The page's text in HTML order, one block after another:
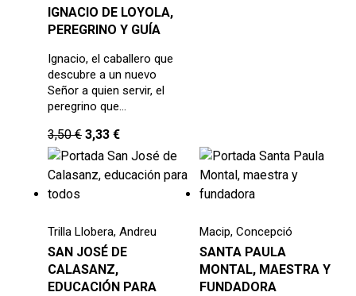
IGNACIO DE LOYOLA,
PEREGRINO Y GUÍA
Ignacio, el caballero que
descubre a un nuevo
Señor a quien servir, el
peregrino que…
3,50€ 3,33 €
Trilla Llobera, Andreu
SAN JOSÉ DE
CALASANZ,
EDUCACIÓN PARA
Macip, Concepció
SANTA PAULA
MONTAL, MAESTRA Y
FUNDADORA